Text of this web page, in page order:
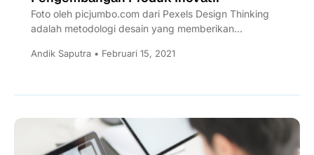
Foto oleh picjumbo.com dari Pexels Design Thinking
adalah metodologi desain yang memberikan
masalah. Ini sangat berguna...
Andik Saputra • Februari 15, 2021